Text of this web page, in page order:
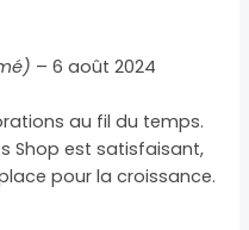
– 6 août 2024
au fil du temps.
Shop est satisfaisant,
pour la croissance.